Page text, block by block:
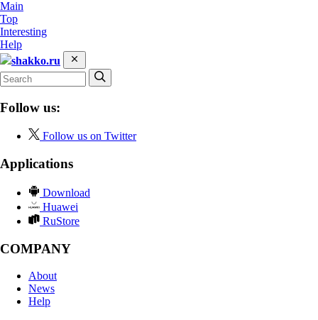
Main
Top
Interesting
Help
shakko.ru
Follow us:
Follow us on Twitter
Applications
Download
Huawei
RuStore
COMPANY
About
News
Help